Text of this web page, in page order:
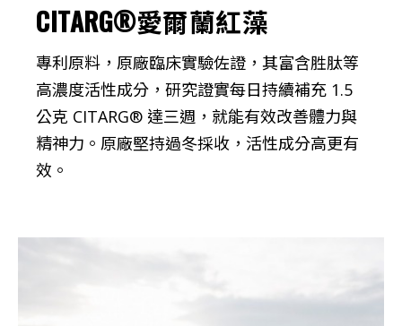
CITARG®愛爾蘭紅藻
專利原料，原廠臨床實驗佐證，其富含胜肽等
高濃度活性成分，研究證實每日持續補充 1.5
公克 CITARG® 達三週，就能有效改善體力與
精神力。原廠堅持過冬採收，活性成分高更有
效。